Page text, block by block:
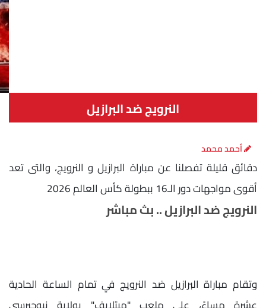
النرويج ضد البرازيل
أحمد محمد
دقائق قليلة تفصلنا عن مباراة البرازيل و النرويج، والتى تعد
أقوى مواجهات دور الـ16 ببطولة كأس العالم 2026
النرويج ضد البرازيل .. بث مباشر
وتقام مباراة البرازيل ضد النرويج في تمام الساعة الحادية